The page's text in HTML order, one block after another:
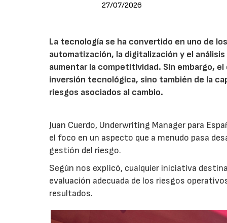
27/07/2026
La tecnología se ha convertido en uno de
automatización, la digitalización y el
aumentar la competitividad. Sin embargo,
inversión tecnológica, sino también de la
riesgos asociados al cambio.
Juan Cuerdo, Underwriting Manager para
el foco en un aspecto que a menudo pasa
gestión del riesgo.
Según nos explicó, cualquier iniciativa
evaluación adecuada de los riesgos
resultados.